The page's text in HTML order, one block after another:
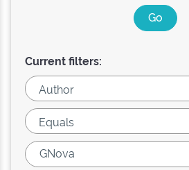
Current filters: